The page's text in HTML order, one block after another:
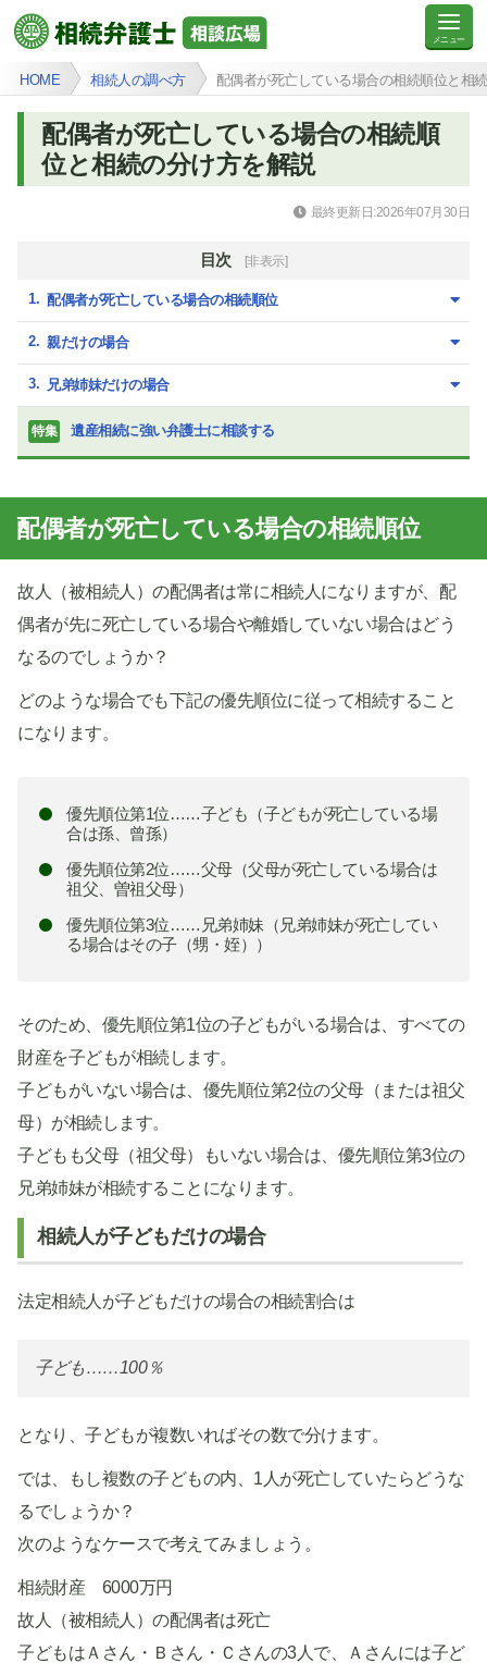
HOME 相続人の調べ方 配偶者が死亡している場合の相続順位と相
配偶者が死亡している場合の相続順
位と相続の分け方を解説
最終更新日:2026年07月30日
目次 [非表示]
配偶者が死亡している場合の相続順位
親だけの場合
兄弟姉妹だけの場合
特集 遺産相続に強い弁護士に相談する
配偶者が死亡している場合の相続順位
故人（被相続人）の配偶者は常に相続人になりますが、配
偶者が先に死亡している場合や離婚していない場合はどう
なるのでしょうか？
どのような場合でも下記の優先順位に従って相続すること
になります。
優先順位第1位……子ども（子どもが死亡している場
合は孫、曾孫）
優先順位第2位……父母（父母が死亡している場合は
祖父、曽祖父母）
優先順位第3位……兄弟姉妹（兄弟姉妹が死亡してい
る場合はその子（甥・姪））
そのため、優先順位第1位の子どもがいる場合は、すべての
財産を子どもが相続します。
子どもがいない場合は、優先順位第2位の父母（または祖父
母）が相続します。
子どもも父母（祖父母）もいない場合は、優先順位第3位の
兄弟姉妹が相続することになります。
相続人が子どもだけの場合
法定相続人が子どもだけの場合の相続割合は
子ども……100％
となり、子どもが複数いればその数で分けます。
では、もし複数の子どもの内、1人が死亡していたらどうな
るでしょうか？
次のようなケースで考えてみましょう。
相続財産 6000万円
故人（被相続人）の配偶者は死亡
子どもはＡさん・Ｂさん・Ｃさんの3人で、Ａさんには子ど